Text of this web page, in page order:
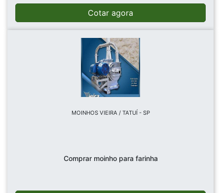
Cotar agora
MOINHOS VIEIRA / TATUÍ - SP
Comprar moinho para farinha